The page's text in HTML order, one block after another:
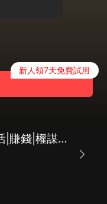
新人領7天免費試用
龍門|都市|都市生活|賺錢|權謀|AI專輯